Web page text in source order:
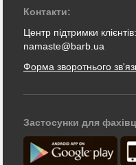
Контакти:
Центр підтримки клієнтів:
namaste@barb.ua
Форма зворотнього
Застосунки для